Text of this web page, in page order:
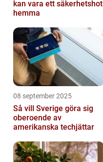
kan vara ett säkerhetshot
hemma
08 september 2025
Så vill Sverige göra sig
oberoende av
amerikanska techjättar